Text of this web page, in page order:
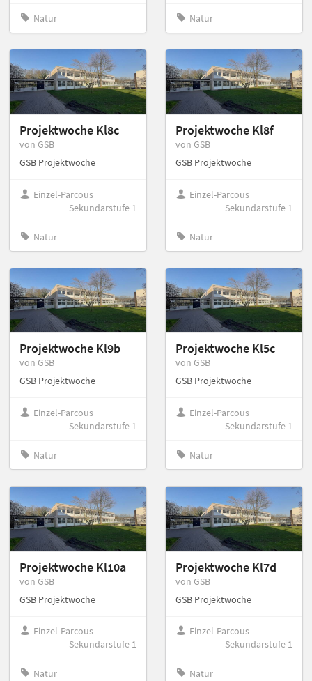
Natur Natur
Projektwoche Kl8c
von GSB
GSB Projektwoche
Einzel-Parcous
Sekundarstufe 1
Natur
Projektwoche Kl8f
von GSB
GSB Projektwoche
Einzel-Parcous
Sekundarstufe 1
Natur
Projektwoche Kl9b
von GSB
GSB Projektwoche
Einzel-Parcous
Sekundarstufe 1
Natur
Projektwoche Kl5c
von GSB
GSB Projektwoche
Einzel-Parcous
Sekundarstufe 1
Natur
Projektwoche Kl10a
von GSB
GSB Projektwoche
Einzel-Parcous
Sekundarstufe 1
Natur
Projektwoche Kl7d
von GSB
GSB Projektwoche
Einzel-Parcous
Sekundarstufe 1
Natur